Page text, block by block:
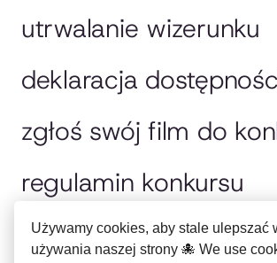
Używamy cookies, aby stale ulepszać
używania naszej strony 🐙 We use
utrwalanie wizerunku
deklaracja
zgłoś swój film do
regulamin konkursu
jury